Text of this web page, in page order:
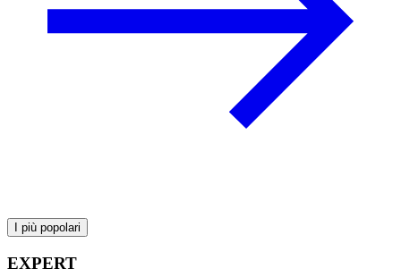
I più popolari
EXPERT